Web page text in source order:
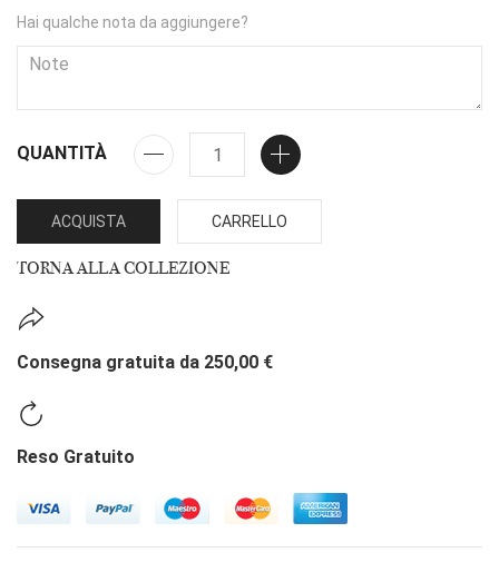
Hai qualche nota da aggiungere?
QUANTITÀ
ACQUISTA CARRELLO
TORNA ALLA COLLEZIONE
Consegna gratuita da 250,00 €
Reso Gratuito